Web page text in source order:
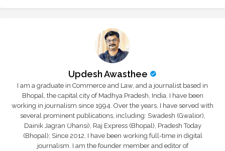
Updesh Awasthee
I am a graduate in Commerce and Law, and a journalist based in
Bhopal, the capital city of Madhya Pradesh, India. I have been
working in journalism since 1994. Over the years, I have served with
several prominent publications, including: Swadesh (Gwalior),
Dainik Jagran (Jhansi), Raj Express (Bhopal), Pradesh Today
(Bhopal); Since 2012, I have been working full-time in digital
journalism. I am the founder member and editor of